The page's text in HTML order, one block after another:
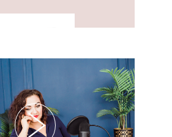
2 książek Doskonale
TOM I, II